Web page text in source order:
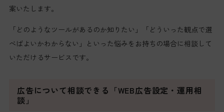
案いたします。
「どのようなツールがあるのか知りたい」「どういった観点で選
べばよいかわからない」といった悩みをお持ちの場合に相談して
いただけるサービスです。
広告について相談できる「WEB広告設定・運用相
談」